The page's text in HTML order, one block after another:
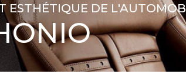
ESTHÉTIQUE DE